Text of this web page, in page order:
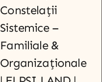
Constelații
Sistemice –
Familiale &
Organizaționale